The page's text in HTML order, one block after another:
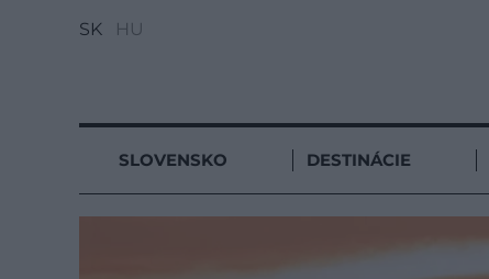
SK HU
SLOVENSKO DESTINÁCIE